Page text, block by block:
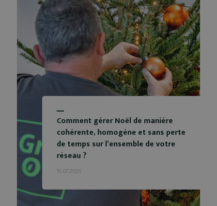
Comment gérer Noël de manière
cohérente, homogène et sans perte
de temps sur l’ensemble de votre
réseau ?
15.07.2025